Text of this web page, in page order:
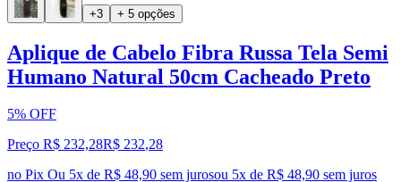
+3 + 5 opções
Aplique de Cabelo Fibra Russa Tela Semi
Humano Natural 50cm Cacheado Preto
5% OFF
Preço R$ 232,28R$ 232,28
no Pix Ou 5x de R$ 48,90 sem jurosou 5x de R$ 48,90 sem juros